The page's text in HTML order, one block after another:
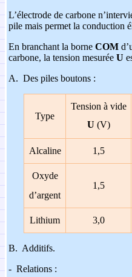
L’électrode de carbone
pile mais permet la conduction
En branchant la borne COM
carbone, la tension mesurée U
A. Des piles boutons :
Type
Tension à vide
U (V)
Alcaline 1,5
Oxyde
d’argent
1,5
Lithium 3,0
B. Additifs.
- Relations :